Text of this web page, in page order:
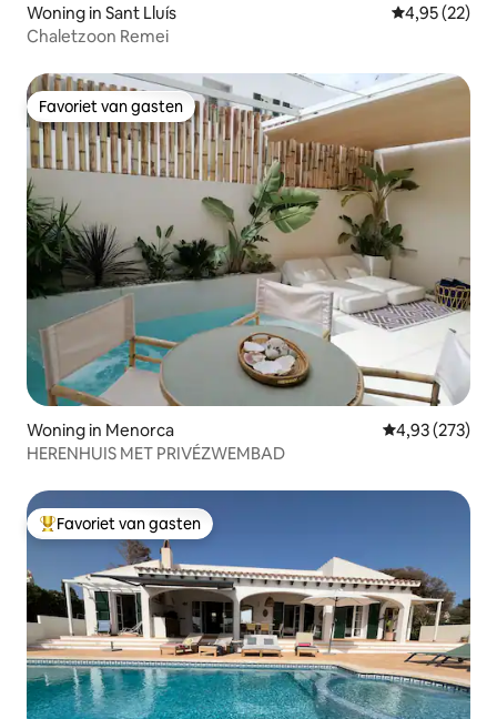
Woning in Sant Lluís Gemiddelde
4,95 (22)
Chaletzoon Remei
Favoriet van gasten
Favoriet van gasten
Woning in Menorca Gemiddelde
4,93 (273)
HERENHUIS MET PRIVÉZWEMBAD
Topfavoriet van gasten
Favoriet van gasten